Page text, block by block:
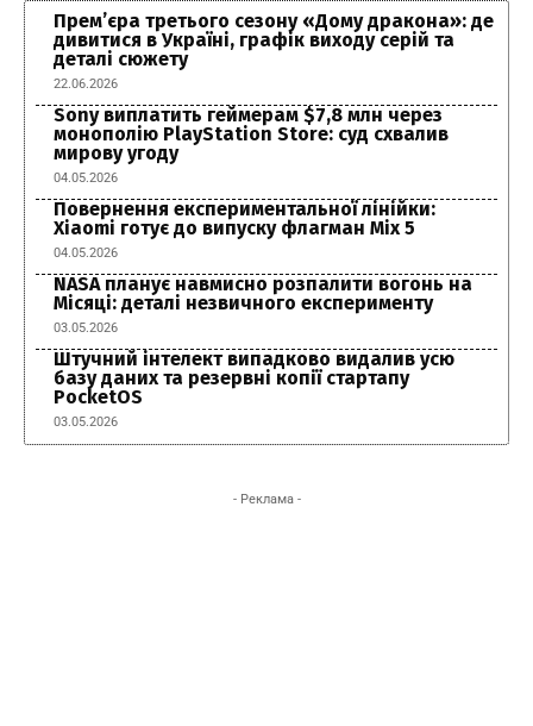
Прем’єра третього сезону «Дому дракона»: де
дивитися в Україні, графік виходу серій та
деталі сюжету
22.06.2026
Sony виплатить геймерам $7,8 млн через
монополію PlayStation Store: суд схвалив
мирову угоду
04.05.2026
Повернення експериментальної лінійки:
Xiaomi готує до випуску флагман Mix 5
04.05.2026
NASA планує навмисно розпалити вогонь на
Місяці: деталі незвичного експерименту
03.05.2026
Штучний інтелект випадково видалив усю
базу даних та резервні копії стартапу
PocketOS
03.05.2026
- Реклама -